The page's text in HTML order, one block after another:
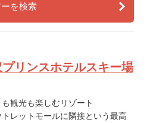
を検索
リンスホテルスキー場
観光も楽しむリゾート
レットモールに隣接という最高